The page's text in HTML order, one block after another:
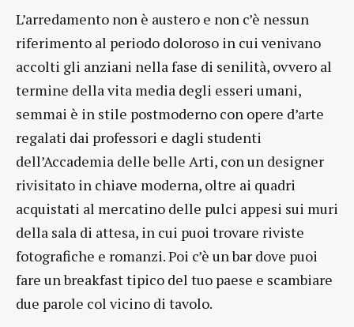
L’arredamento non è austero e non c’è nessun
riferimento al periodo doloroso in cui venivano
accolti gli anziani nella fase di senilità, ovvero al
termine della vita media degli esseri umani,
semmai è in stile postmoderno con opere d’arte
regalati dai professori e dagli studenti
dell’Accademia delle belle Arti, con un designer
rivisitato in chiave moderna, oltre ai quadri
acquistati al mercatino delle pulci appesi sui muri
della sala di attesa, in cui puoi trovare riviste
fotografiche e romanzi. Poi c’è un bar dove puoi
fare un breakfast tipico del tuo paese e scambiare
due parole col vicino di tavolo.